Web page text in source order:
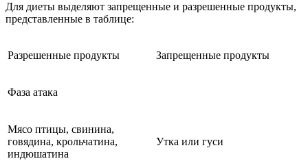
Для диеты выделяют запрещенные и разрешенные продукты,
представленные в таблице:
Разрешенные продукты Запрещенные продукты
Фаза атака
Мясо птицы, свинина,
говядина, крольчатина,
индюшатина
Утка или гуси